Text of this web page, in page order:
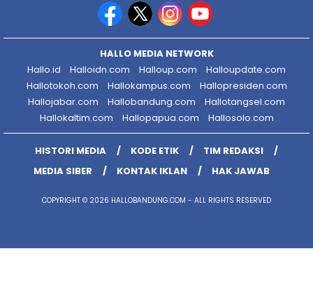
HALLO MEDIA NETWORK
Hallo.id
Halloidn.com Halloup.com
Halloupdate.com
Hallotokoh.com
Hallokampus.com
Hallopresiden.com
Hallojabar.com
Hallobandung.com
Hallotangsel.com
Hallokaltim.com
Hallopapua.com Hallosolo.com
HISTORI MEDIA KODE ETIK
TIM REDAKSI
MEDIA SIBER
KONTAK IKLAN HAK JAWAB
COPYRIGHT © 2026 HALLOBANDUNG.COM - ALL RIGHTS RESERVED